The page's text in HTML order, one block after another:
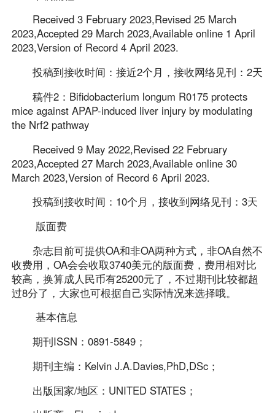
Received 3 February 2023,Revised 25 March
2023,Accepted 29 March 2023,Available online 1 April
2023,Version of Record 4 April 2023.
投稿到接收时间：接近2个月，接收网络见刊：2天
稿件2：Bifidobacterium longum R0175 protects
mice against APAP-induced liver injury by modulating
the Nrf2 pathway
Received 9 May 2022,Revised 22 February
2023,Accepted 27 March 2023,Available online 30
March 2023,Version of Record 6 April 2023.
投稿到接收时间：10个月，接收到网络见刊：3天
版面费
杂志目前可提供OA和非OA两种方式，非OA自然不
收费用，OA会会收取3740美元的版面费，费用相对比
较高，换算成人民币有25200元了，不过期刊比较都超
过8分了，大家也可根据自己实际情况来选择哦。
基本信息
期刊ISSN：0891-5849；
期刊主编：Kelvin J.A.Davies,PhD,DSc；
出版国家/地区：UNITED STATES；